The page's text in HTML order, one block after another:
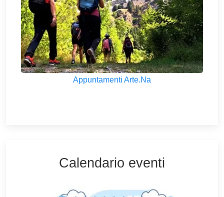
Appuntamenti Arte.Na
Calendario eventi